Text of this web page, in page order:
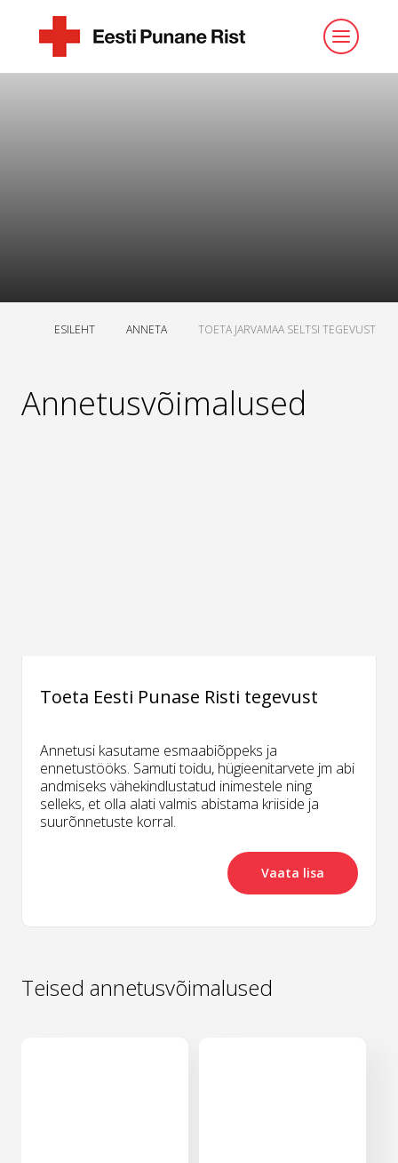
ESILEHT ANNETA TOETA JARVAMAA SELTSI TEGEVUST
Annetusvõimalused
Toeta Eesti Punase Risti tegevust
Annetusi kasutame esmaabiõppeks ja
ennetustööks. Samuti toidu, hügieenitarvete jm abi
andmiseks vähekindlustatud inimestele ning
selleks, et olla alati valmis abistama kriiside ja
suurõnnetuste korral.
Vaata lisa
Teised annetusvõimalused